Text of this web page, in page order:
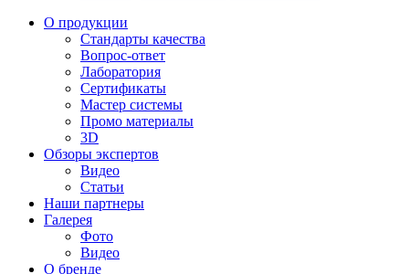
О продукции
Стандарты качества
Вопрос-ответ
Лаборатория
Сертификаты
Мастер системы
Промо материалы
3D
Обзоры экспертов
Видео
Статьи
Наши партнеры
Галерея
Фото
Видео
О бренде